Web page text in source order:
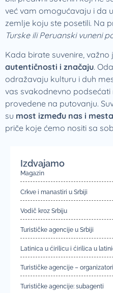
već vam omogućavaju i da
zemlje koju ste posetili. Na
Turske ili Peruanski vuneni
Kada birate suvenire,
autentičnosti i značaju.
odražavaju kulturu i duh
vas svakodnevno
provedene na putovanju.
su most između nas i
priče koje ćemo nositi sa
Izdvajamo
Magazin
Crkve i manastiri u Srbiji
Vodič kroz Srbiju
Turističke agencije u Srbiji
Latinica u ćirilicu i ćirilica u
Turističke agencije – organizatori
Turističke agencije: subagenti